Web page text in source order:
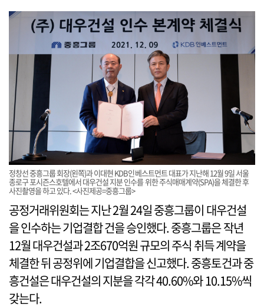
정창선 중흥그룹 회장(왼쪽)과 이대현 KDB인베스트먼트 대표가 지난해 12월 9일 서울
종로구 포시즌스호텔에서 대우건설 지분 인수를 위한 주식매매계약(SPA)을 체결한 후
사진촬영을 하고 있다. <사진제공=중흥그룹>
공정거래위원회는 지난 2월 24일 중흥그룹이 대우건설
을 인수하는 기업결합 건을 승인했다. 중흥그룹은 작년
12월 대우건설과 2조670억원 규모의 주식 취득 계약을
체결한 뒤 공정위에 기업결합을 신고했다. 중흥토건과 중
흥건설은 대우건설의 지분을 각각 40.60%와 10.15%씩
갖는다.